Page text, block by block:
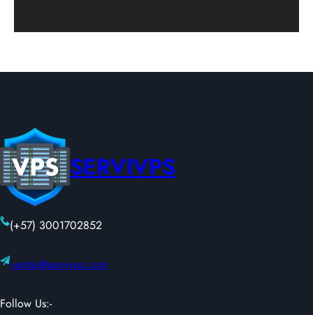
SERVIVPS
(+57) 3001702852
ventas@servivps.com
Follow Us:-